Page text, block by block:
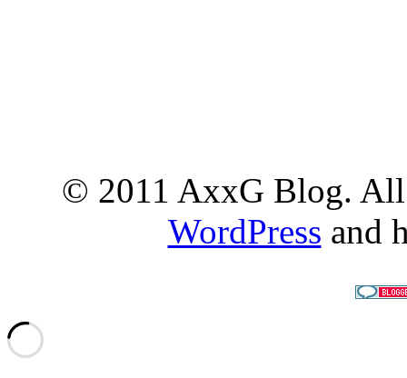
© 2011 AxxG Blog. All
WordPress and